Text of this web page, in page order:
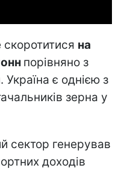
на
порівняно з
є однією з
зерна у
сектор генерував
доходів